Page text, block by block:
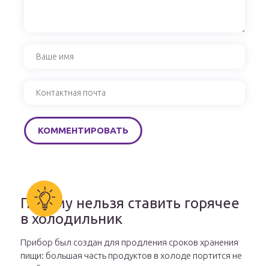
Почему нельзя ставить горячее
в холодильник
Прибор был создан для продления сроков хранения
пищи: большая часть продуктов в холоде портится не